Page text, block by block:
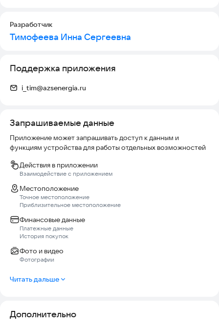
Разработчик
Тимофеева Инна Сергеевна
Поддержка приложения
i_tim@azsenergia.ru
Запрашиваемые данные
Приложение может запрашивать доступ к данным и
функциям устройства для работы отдельных возможностей
Действия в приложении
Взаимодействие с приложением
Местоположение
Точное местоположение
Приблизительное местоположение
Финансовые данные
Платежные данные
История покупок
Фото и видео
Фотографии
Читать дальше
Дополнительно